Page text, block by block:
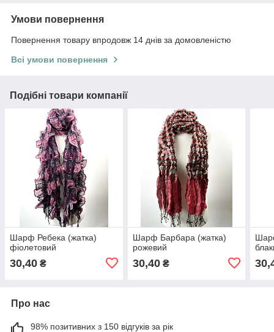
Умови повернення
Повернення товару впродовж 14 днів за домовленістю
Всі умови повернення
Подібні товари компанії
Шарф Ребека (жатка)
фіолетовий
30,40 ₴
Шарф Барбара (жатка)
рожевий
30,40₴
Про нас
98% позитивних з 150 відгуків за рік